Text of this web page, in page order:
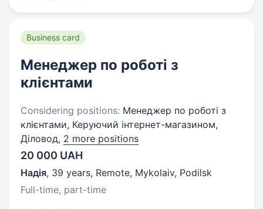
Business card
Менеджер по роботі з
клієнтами
Considering positions: Менеджер по роботі з
клієнтами, Керуючий інтернет-магазином,
Діловод, 2 more positions
20 000 UAH
Надія, 39 years, Remote, Mykolaiv, Podilsk
Full-time, part-time